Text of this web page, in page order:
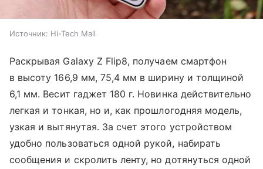
Источник: Hi-Tech Mail
Раскрывая Galaxy Z Flip8, получаем смартфон
в высоту 166,9 мм, 75,4 мм в ширину и толщиной
6,1 мм. Весит гаджет 180 г. Новинка действительно
легкая и тонкая, но и, как прошлогодняя модель,
узкая и вытянутая. За счет этого устройством
удобно пользоваться одной рукой, набирать
сообщения и скролить ленту, но дотянуться одной